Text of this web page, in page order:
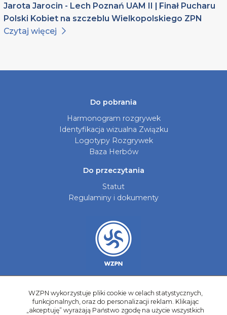
Jarota Jarocin - Lech Poznań UAM II | Finał Pucharu
Polski Kobiet na szczeblu Wielkopolskiego ZPN
Czytaj więcej
Do pobrania
Harmonogram rozgrywek
Identyfikacja wizualna Związku
Logotypy Rozgrywek
Baza Herbów
Do przeczytania
Statut
Regulaminy i dokumenty
Aktualności
Galerie zdjęć
WZPN wykorzystuje pliki cookie w celach statystycznych,
funkcjonalnych, oraz do personalizacji reklam. Klikając
„akceptuję” wyrażają Państwo zgodę na użycie wszystkich